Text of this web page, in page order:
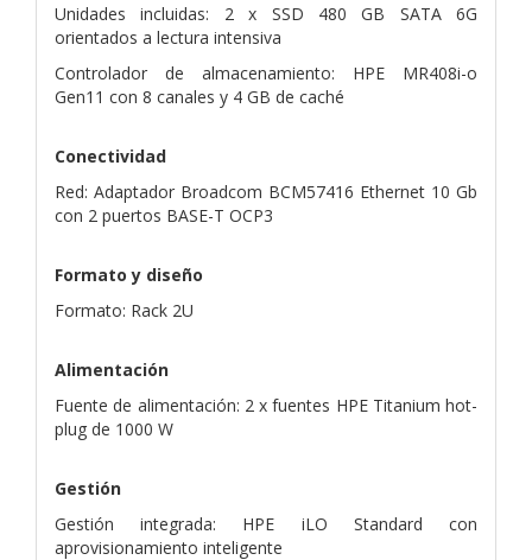
Unidades incluidas: 2 x SSD 480 GB SATA 6G
orientados a lectura intensiva
Controlador de almacenamiento: HPE MR408i-o
Gen11 con 8 canales y 4 GB de caché
Conectividad
Red: Adaptador Broadcom BCM57416 Ethernet 10 Gb
con 2 puertos BASE-T OCP3
Formato y diseño
Formato: Rack 2U
Alimentación
Fuente de alimentación: 2 x fuentes HPE Titanium hot-
plug de 1000 W
Gestión
Gestión integrada: HPE iLO Standard con
aprovisionamiento inteligente